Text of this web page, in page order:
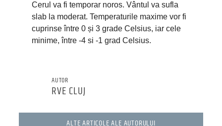
Cerul va fi temporar noros. Vântul va sufla
slab la moderat. Temperaturile maxime vor fi
cuprinse între 0 și 3 grade Celsius, iar cele
minime, între -4 si -1 grad Celsius.
AUTOR
RVE CLUJ
ALTE ARTICOLE ALE AUTORULUI